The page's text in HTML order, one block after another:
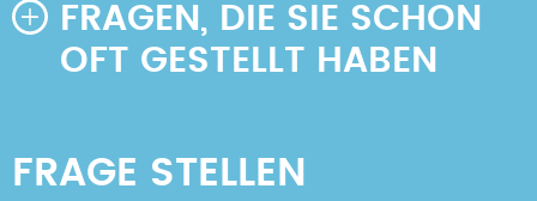
FRAGEN, DIE SIE SCHON
OFT GESTELLT HABEN